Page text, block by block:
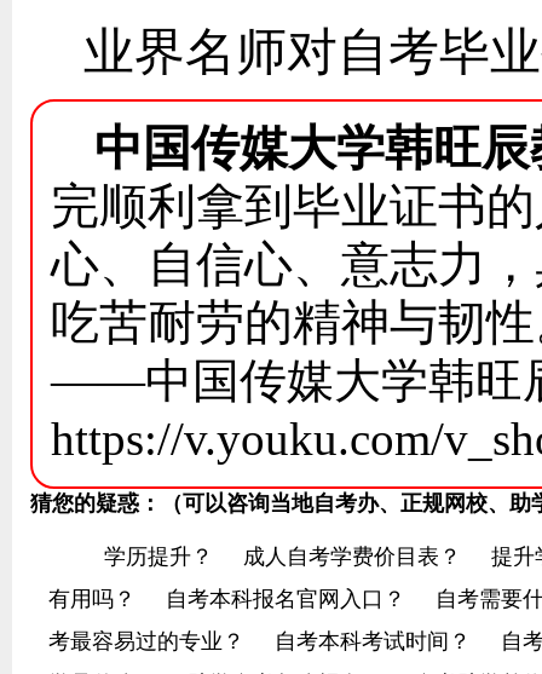
业界名师对自考毕
中国传媒大学韩旺
完顺利拿到毕业证书
心、自信心、意志力
吃苦耐劳的精神与韧
——中国传媒大学韩旺
https://v.youku.com/
猜您的疑惑：（可以咨询当地自考办、正规网校、助
学历提升？ 成人自考学费价目表？
提升
有用吗？
自考本科报名官网入口？
自考需要
考最容易过的专业？
自考本科考试时间？
自